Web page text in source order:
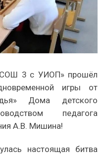
3 с УИОП» прошёл
игры от
Дома детского
педагога
А.В. Мишина!
настоящая битва